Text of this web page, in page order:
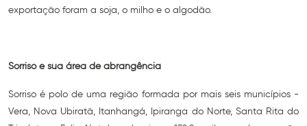
exportação foram a soja, o milho e o algodão.
Sorriso e sua área de abrangência
Sorriso é polo de uma região formada por mais seis municípios -
Vera, Nova Ubiratã, Itanhangá, Ipiranga do Norte, Santa Rita do